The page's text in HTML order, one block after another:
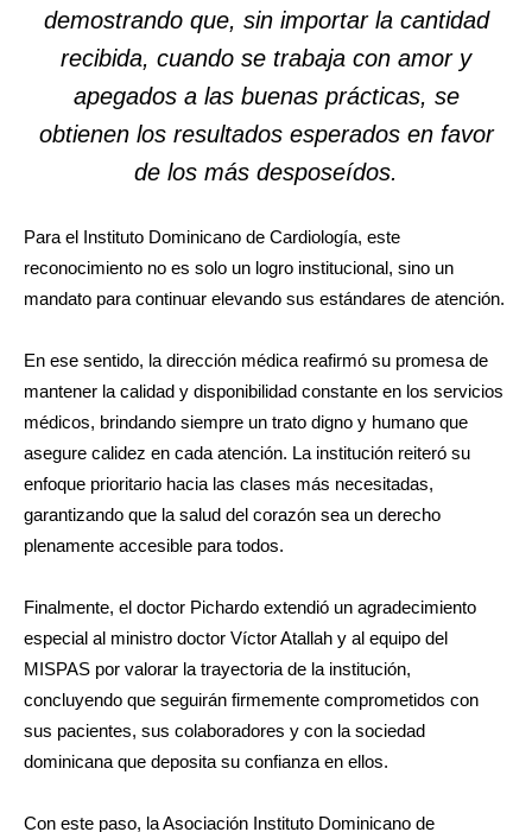
demostrando que, sin importar la cantidad
recibida, cuando se trabaja con amor y
apegados a las buenas prácticas, se
obtienen los resultados esperados en favor
de los más desposeídos.
​Para el Instituto Dominicano de Cardiología, este
reconocimiento no es solo un logro institucional, sino un
mandato para continuar elevando sus estándares de atención.
En ese sentido, la dirección médica reafirmó su promesa de
mantener la calidad y disponibilidad constante en los servicios
médicos, brindando siempre un trato digno y humano que
asegure calidez en cada atención. La institución reiteró su
enfoque prioritario hacia las clases más necesitadas,
garantizando que la salud del corazón sea un derecho
plenamente accesible para todos.
​Finalmente, el doctor Pichardo extendió un agradecimiento
especial al ministro doctor Víctor Atallah y al equipo del
MISPAS por valorar la trayectoria de la institución,
concluyendo que seguirán firmemente comprometidos con
sus pacientes, sus colaboradores y con la sociedad
dominicana que deposita su confianza en ellos.
Con este paso, la Asociación Instituto Dominicano de